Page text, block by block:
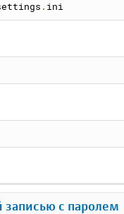
. ini
записью с паролем